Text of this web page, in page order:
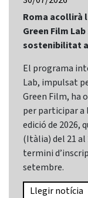
Roma acollirà
Green Film
sostenibilitat
El programa
Lab, impulsat
Green Film, ha
per participar
edició de 2026,
(Itàlia) del 21 al
termini
setembre.
Llegir notícia